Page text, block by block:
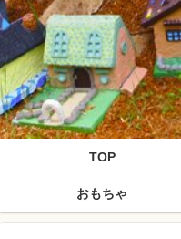
TOP
おもちゃ